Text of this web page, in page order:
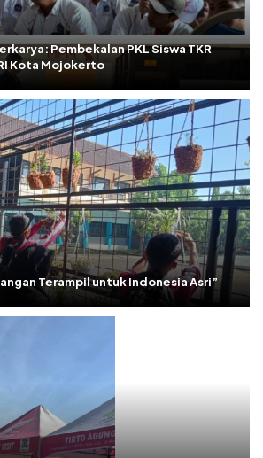
Pembekalan PKL Siswa TKR
Kota Mojokerto
Terampil untuk Indonesia Asri”